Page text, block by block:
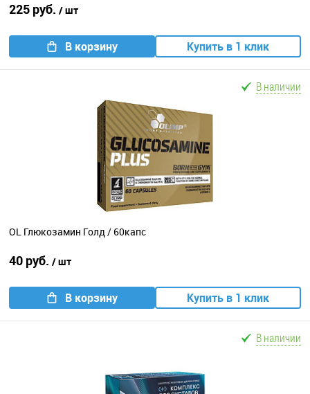
225 руб. / шт
В корзину Купить в 1 клик
В наличии
OL Глюкозамин Голд / 60капс
40 руб. / шт
В корзину Купить в 1 клик
В наличии